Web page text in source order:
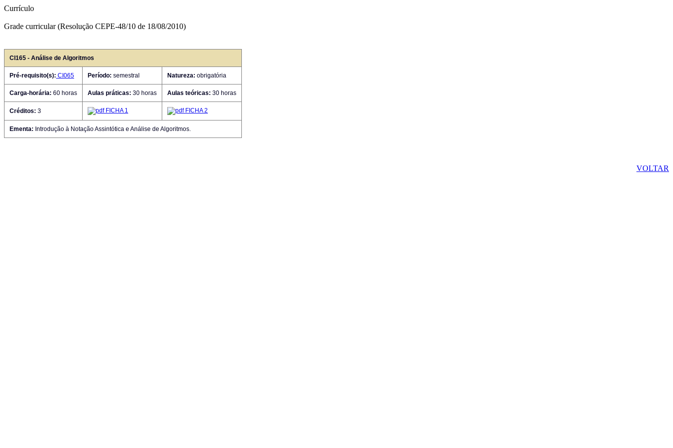
Currículo
Grade curricular (Resolução CEPE-48/10 de 18/08/2010)
CI165 - Análise de Algoritmos
Pré-requisito(s): CI065 Período: semestral Natureza: obrigatória
Carga-horária: 60 horas Aulas práticas: 30 horas Aulas teóricas: 30 horas
Créditos: 3 FICHA 1 FICHA 2
Ementa: Introdução à Notação Assintótica e Análise de Algoritmos.
VOLTAR